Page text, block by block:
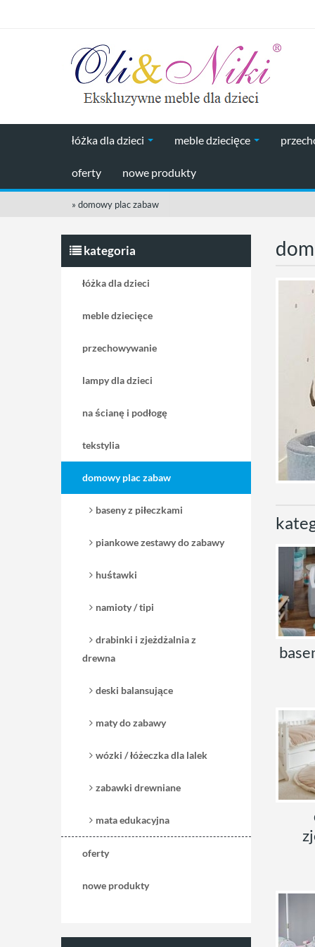
łóżka dla dzieci meble dziecięce
oferty nowe produkty
» domowy plac zabaw
kategoria
łóżka dla dzieci
meble dziecięce
przechowywanie
lampy dla dzieci
na ścianę i podłogę
tekstylia
domowy plac zabaw
baseny z piłeczkami
piankowe zestawy do zabawy
huśtawki
namioty / tipi
drabinki i zjeżdżalnia z
drewna
deski balansujące
maty do zabawy
wózki / łóżeczka dla lalek
zabawki drewniane
mata edukacyjna
oferty
nowe produkty